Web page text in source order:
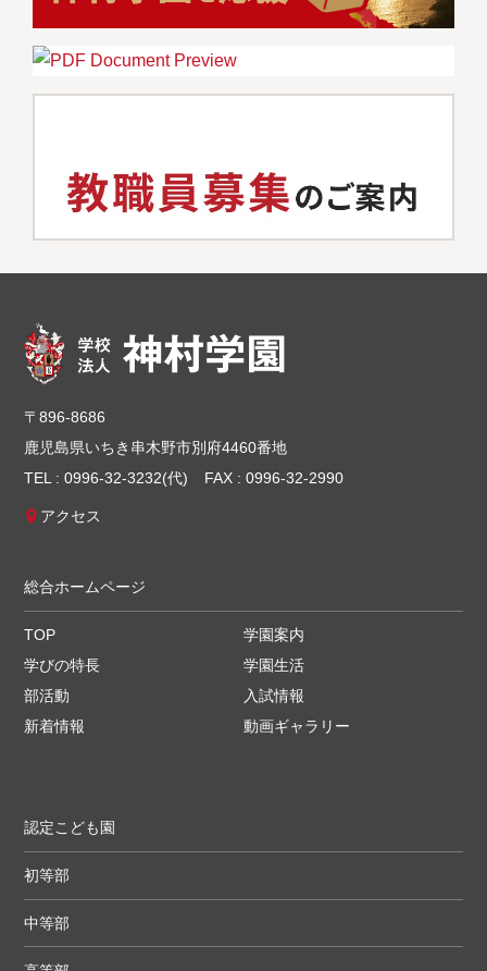
〒896-8686
鹿児島県いちき串木野市別府4460番地
TEL : 0996-32-3232(代)
FAX : 0996-32-2990
アクセス
総合ホームページ
TOP
学園案内
学びの特長
学園生活
部活動
入試情報
新着情報
動画ギャラリー
認定こども園
初等部
中等部